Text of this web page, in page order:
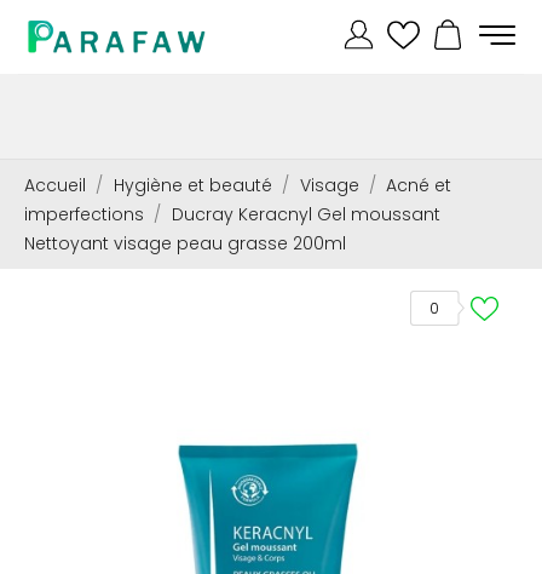
Accueil Hygiène et beauté Visage
Acné et
imperfections
Ducray Keracnyl Gel moussant
Nettoyant visage peau grasse 200ml
0